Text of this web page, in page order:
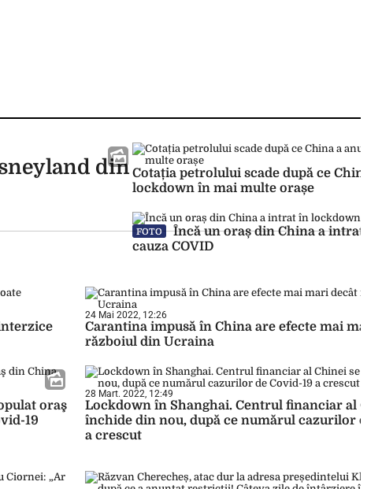
dinCotația petrolului scade după ce China
lockdown în mai multe orașe
FOTO
Încă un oraș din China a intrat
cauza COVID
24 Mai 2022, 12:26
Carantina impusă în China are efecte mai mari
războiul din Ucraina
oraş
19
28 Mart. 2022, 12:49
Lockdown în Shanghai. Centrul financiar al
închide din nou, după ce numărul cazurilor de
a crescut